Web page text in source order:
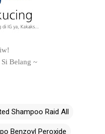
Si Belang ~
Shampoo Raid All
Benzoyl Peroxide